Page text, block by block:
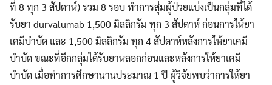
ที่ 8 ทุก 3 สัปดาห์) รวม 8 รอบ ทำการสุ่มผู้ป่วยแบ่งเป็นกลุ่มที่ได้
รับยา durvalumab 1,500 มิลลิกรัม ทุก 3 สัปดาห์ ก่อนการให้ยา
เคมีบำบัด และ 1,500 มิลลิกรัม ทุก 4 สัปดาห์หลังการให้ยาเคมี
บำบัด ขณะที่อีกกลุ่มได้รับยาหลอกก่อนและหลังการให้ยาเคมี
บำบัด เมื่อทำการศึกษานานประมาณ 1 ปี ผู้วิจัยพบว่าการให้ยา